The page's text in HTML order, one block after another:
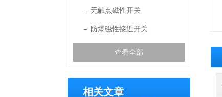
无触点磁性开关
防爆磁性接近开关
查看全部
相关文章